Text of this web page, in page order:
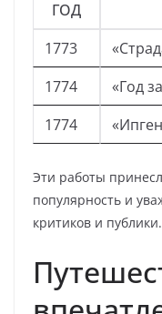
ГОД
1773
1774
«Год
1774
Эти работы
популярность и
критиков и публики.